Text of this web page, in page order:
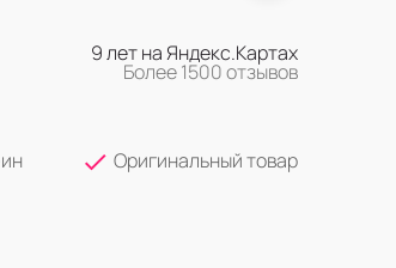
9 лет на Яндекс.Картах
Более 1500 отзывов
Оригинальный товар